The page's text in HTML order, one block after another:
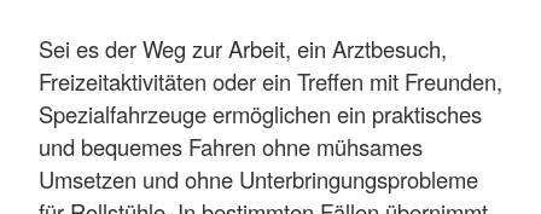
Sei es der Weg zur Arbeit, ein Arztbesuch,
Freizeitaktivitäten oder ein Treffen mit Freunden,
Spezialfahrzeuge ermöglichen ein praktisches
und bequemes Fahren ohne mühsames
Umsetzen und ohne Unterbringungsprobleme